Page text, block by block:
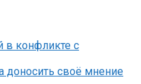
конфликте с
доносить своё мнение